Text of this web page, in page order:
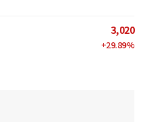
3,020
+29.89%